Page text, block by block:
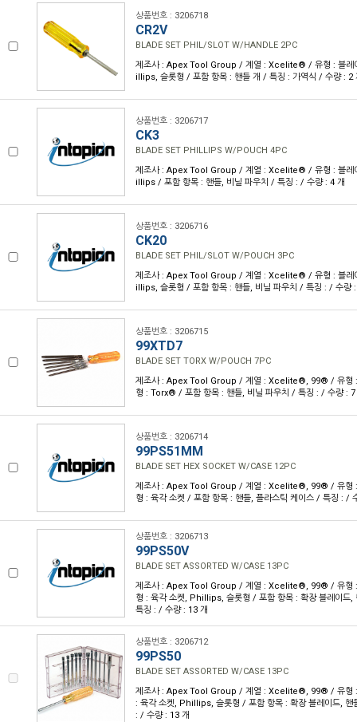
상품번호 : 3206718
CR2V
BLADE SET PHIL/SLOT W/HANDLE 2PC
제조사 : Apex Tool Group / 계열 : Xcelite® / 유형 : 블레
illips, 슬롯형 / 포함 항목 : 핸들 개 / 특징 : 가역식 / 수량 : 2
상품번호 : 3206717
CK3
BLADE SET PHILLIPS W/POUCH 4PC
제조사 : Apex Tool Group / 계열 : Xcelite® / 유형 : 블레
illips / 포함 항목 : 핸들, 비닐 파우치 / 특징 : / 수량 : 4 개
상품번호 : 3206716
CK20
BLADE SET PHIL/SLOT W/POUCH 3PC
제조사 : Apex Tool Group / 계열 : Xcelite® / 유형 : 블레
illips, 슬롯형 / 포함 항목 : 핸들, 비닐 파우치 / 특징 : / 수량
상품번호 : 3206715
99XTD7
BLADE SET TORX W/POUCH 7PC
제조사 : Apex Tool Group / 계열 : Xcelite®, 99® / 유형 :
형 : Torx® / 포함 항목 : 핸들, 비닐 파우치 / 특징 : / 수량 : 7
상품번호 : 3206714
99PS51MM
BLADE SET HEX SOCKET W/CASE 12PC
제조사 : Apex Tool Group / 계열 : Xcelite®, 99® / 유형 :
형 : 육각 소켓 / 포함 항목 : 핸들, 플라스틱 케이스 / 특징 : /
상품번호 : 3206713
99PS50V
BLADE SET ASSORTED W/CASE 13PC
제조사 : Apex Tool Group / 계열 : Xcelite®, 99® / 유형 :
형 : 육각 소켓, Phillips, 슬롯형 / 포함 항목 : 확장 블레이드,
특징 : / 수량 : 13 개
상품번호 : 3206712
99PS50
BLADE SET ASSORTED W/CASE 13PC
제조사 : Apex Tool Group / 계열 : Xcelite®, 99® / 유형 :
: 육각 소켓, Phillips, 슬롯형 / 포함 항목 : 확장 블레이드, 핸
: / 수량 : 13 개